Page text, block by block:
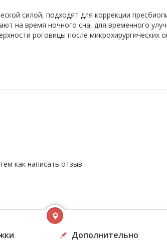
силой, подходят для коррекции
на время ночного сна, для временного
роговицы после микрохирургических
как написать отзыв
Дополнительно